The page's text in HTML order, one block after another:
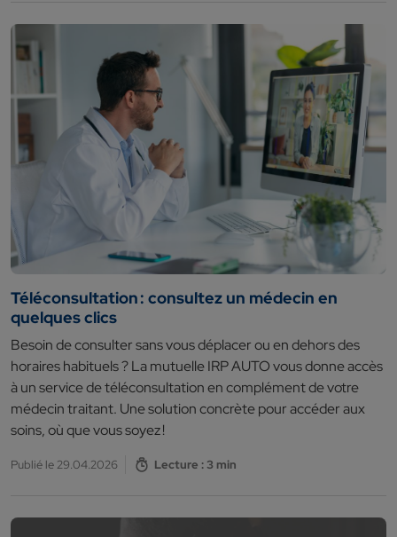
Téléconsultation : consultez un médecin en
quelques clics
Besoin de consulter sans vous déplacer ou en dehors des
horaires habituels ? La mutuelle IRP AUTO vous donne accès
à un service de téléconsultation en complément de votre
médecin traitant. Une solution concrète pour accéder aux
soins, où que vous soyez !
Publié le 29.04.2026 Lecture : 3 min